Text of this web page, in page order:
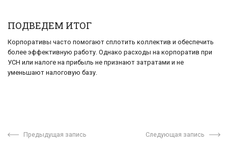
ПОДВЕДЕМ ИТОГ
Корпоративы часто помогают сплотить коллектив и обеспечить
более эффективную работу. Однако расходы на корпоратив при
УСН или налоге на прибыль не признают затратами и не
уменьшают налоговую базу.
Предыдущая запись Следующая запись